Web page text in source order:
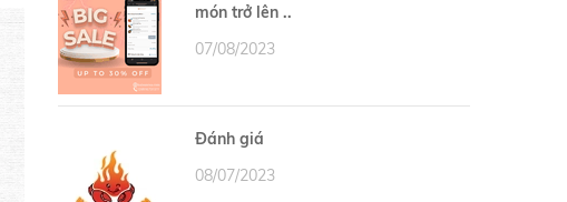
món trở lên ..
07/08/2023
Đánh giá
08/07/2023